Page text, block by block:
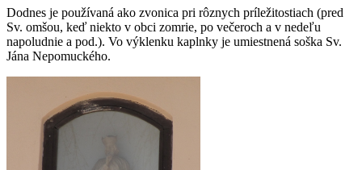
Dodnes je používaná ako zvonica pri rôznych príležitostiach (pred
Sv. omšou, keď niekto v obci zomrie, po večeroch a v nedeľu
napoludnie a pod.). Vo výklenku kaplnky je umiestnená soška Sv.
Jána Nepomuckého.